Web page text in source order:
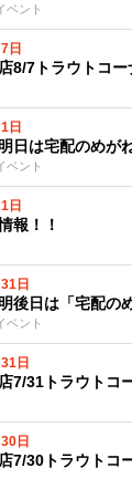
ベント
日
8/7トラウトコー
日
ベント
日は宅配のめが
日
報！！
日
ベント
後日は「宅配の
日
7/31トラウトコ
日
7/30トラウトコ